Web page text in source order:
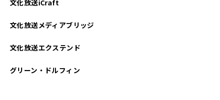
文化放送iCraft
文化放送メディアブリッジ
文化放送エクステンド
グリーン・ドルフィン